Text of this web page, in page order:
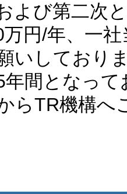
よび第二次
万円/年、一
いしており
年間となっ
らTR機構へ